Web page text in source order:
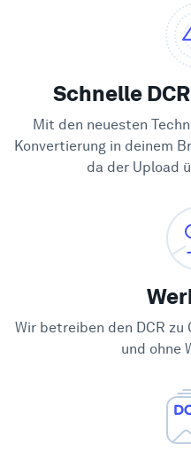
Vergleichen
Kundenstimmen
Hilfe-Center
Schnelle
Mit den neuesten
Konvertierung in deinem
da der Upload
Wir betreiben den DCR zu
und ohne